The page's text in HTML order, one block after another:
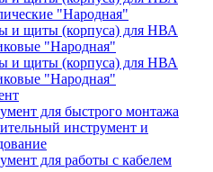
"Народная"
и щиты (корпуса) для НВА
"Народная"
и щиты (корпуса) для НВА
"Народная"
для быстрого монтажа
инструмент и
для работы с кабелем